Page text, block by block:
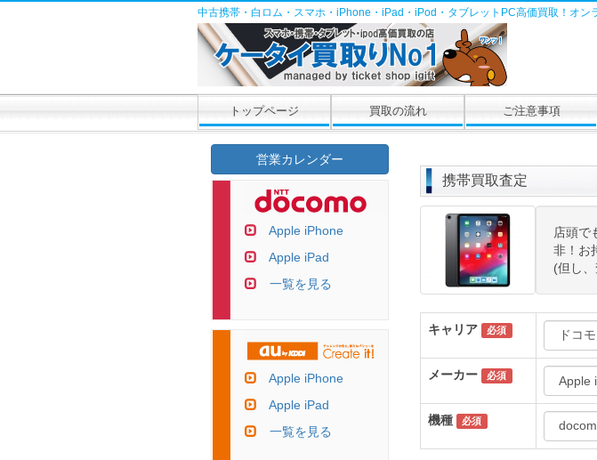
中古携帯・白ロム・スマホ・iPhone・iPad・iPod・タブレットPC高価買取！オン
トップページ 買取の流れ ご注意事項
携帯買取査定
店頭で
非！お
(但し
キャリア 必須
メーカー 必須
機種 必須
営業カレンダー
Apple iPhone
Apple iPad
一覧を見る
Apple iPhone
Apple iPad
一覧を見る